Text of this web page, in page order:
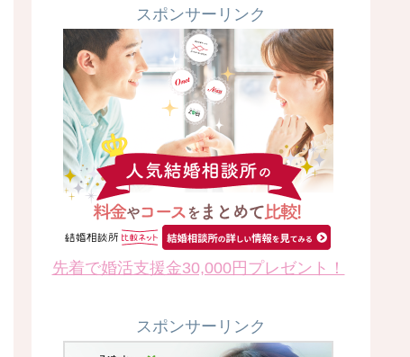
スポンサーリンク
先着で婚活支援金30,000円プレゼント！
スポンサーリンク